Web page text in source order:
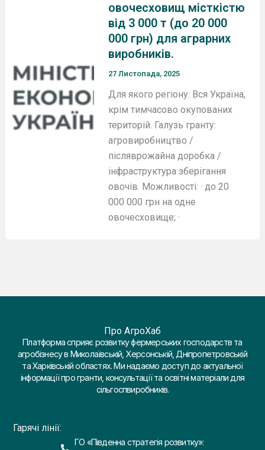
овочесховищ місткістю
від 3 000 т (до 20 000
000 грн) для аграрних
виробників.
27 Листопада, 2025
Для якого регіону: Вся Україна,
крім тимчасово окупованих
територій. Галузь гранту:
агровиробництво /
післяврожайна доробка /
інфраструктура зберігання
овочів. Можливості: · до 20
000 000 грн на одне
овочесховище; ·
Про АгроХаб
Платформа сприяє розвитку фермерських господарств та
агробізнесу в Миколаївській, Херсонській, Дніпропетровській
та Харківській областях. Ми надаємо доступ до актуальної
інформації про гранти, консультації та освітні матеріали для
сільгоспвиробників.
Гарячі лінії:
ГО «Південна стратегія розвитку»: